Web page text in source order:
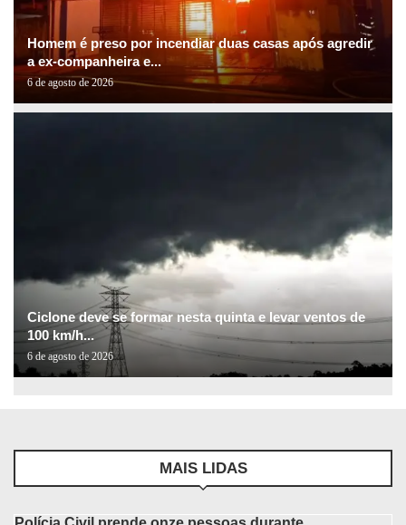
Homem é preso por incendiar duas casas após agredir
a ex-companheira e...
6 de agosto de 2026
Ciclone deve se formar nesta quinta e levar ventos de
100 km/h...
6 de agosto de 2026
MAIS LIDAS